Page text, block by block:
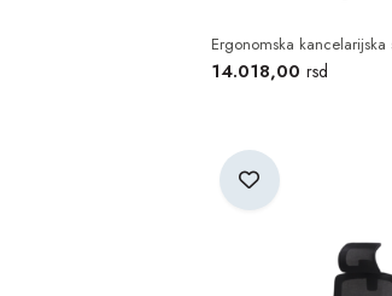
Ergonomska
14.018,00 rsd